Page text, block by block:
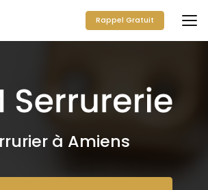
Rappel Gratuit
à Amiens